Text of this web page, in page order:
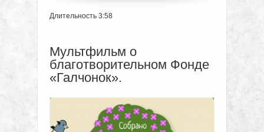
Длительность 3:58
Мультфильм о
благотворительном Фонде
«Галчонок».